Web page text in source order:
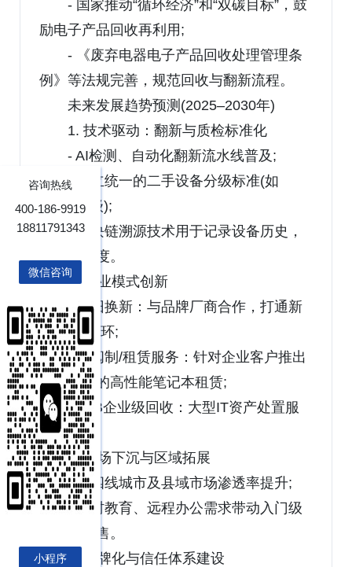
- 国家推动“循环经济”和“双碳目标”，鼓
励电子产品回收再利用;
- 《废弃电器电子产品回收处理管理条
例》等法规完善，规范回收与翻新流程。
未来发展趋势预测(2025–2030年)
1. 技术驱动：翻新与质检标准化
- AI检测、自动化翻新流水线普及;
- 建立统一的二手设备分级标准(如
S/A/B/C级);
- 区块链溯源技术用于记录设备历史，
增强透明度。
2. 商业模式创新
- 以旧换新：与品牌厂商合作，打通新
品-二手闭环;
- 订阅制/租赁服务：针对企业客户推出
按月付费的高性能笔记本租赁;
- B2B企业级回收：大型IT资产处置服
务兴起。
3. 市场下沉与区域拓展
- 三四线城市及县域市场渗透率提升;
- 农村教育、远程办公需求带动入门级
二手本销售。
4. 品牌化与信任体系建设
咨询热线
400-186-9919
18811791343
微信咨询
小程序